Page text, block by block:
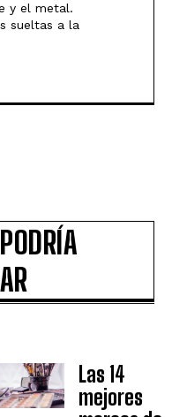
y el metal.
sueltas a la
Las 14
mejores